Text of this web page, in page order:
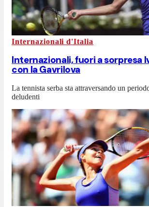
Internazionali d'Italia
Internazionali, fuori a sorpresa
con la Gavrilova
La tennista serba sta attraversando un
deludenti